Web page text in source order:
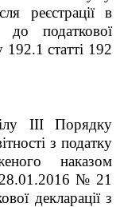
реєстрації в
податкової
статті 192
ІІІ Порядку
з податку
наказом
28.01.2016 № 21
декларації з